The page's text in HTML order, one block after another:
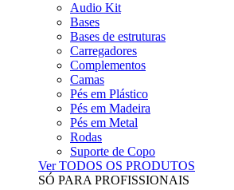
Audio Kit
Bases
Bases de estruturas
Carregadores
Complementos
Camas
Pés em Plástico
Pés em Madeira
Pés em Metal
Rodas
Suporte de Copo
Ver TODOS OS PRODUTOS
SÓ PARA PROFISSIONAIS